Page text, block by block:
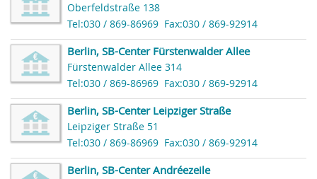
Oberfeldstraße 138
Tel:030 / 869-86969 Fax:030 / 869-92914
Berlin, SB-Center Fürstenwalder Allee
Fürstenwalder Allee 314
Tel:030 / 869-86969 Fax:030 / 869-92914
Berlin, SB-Center Leipziger Straße
Leipziger Straße 51
Tel:030 / 869-86969 Fax:030 / 869-92914
Berlin, SB-Center Andréezeile